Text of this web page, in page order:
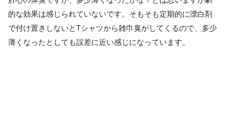
的な効果は感じられていないです。そもそも定期的に漂白剤
で付け置きしないとTシャツから雑巾臭がしてくるので、多少
薄くなったとしても誤差に近い感じになっています。